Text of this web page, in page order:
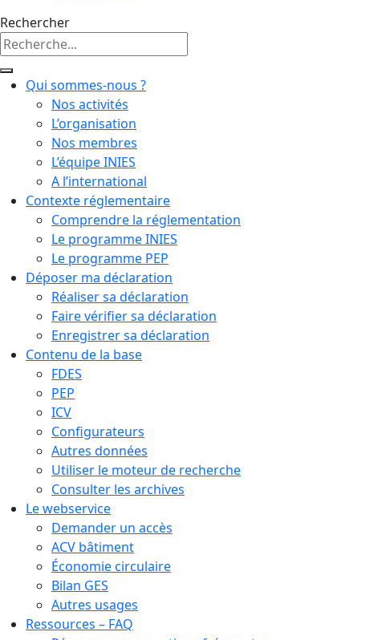
Rechercher
Qui sommes-nous ?
Nos activités
L’organisation
Nos membres
L’équipe INIES
A l’international
Contexte réglementaire
Comprendre la réglementation
Le programme INIES
Le programme PEP
Déposer ma déclaration
Réaliser sa déclaration
Faire vérifier sa déclaration
Enregistrer sa déclaration
Contenu de la base
FDES
PEP
ICV
Configurateurs
Autres données
Utiliser le moteur de recherche
Consulter les archives
Le webservice
Demander un accès
ACV bâtiment
Économie circulaire
Bilan GES
Autres usages
Ressources – FAQ